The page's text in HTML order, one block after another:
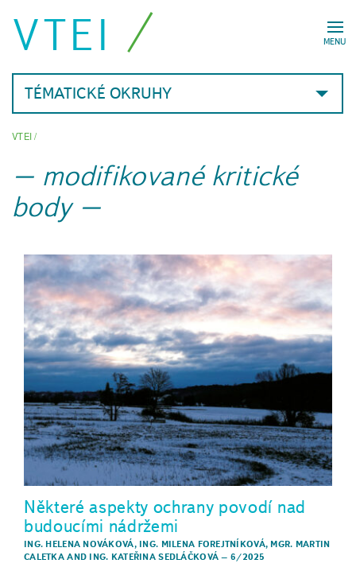
MENU
VTEI
TÉMATICKÉ OKRUHY
VTEI/
modifikované kritické
body
Některé aspekty ochrany povodí nad
budoucími nádržemi
ING. HELENA NOVÁKOVÁ, ING. MILENA FOREJTNÍKOVÁ, MGR. MARTIN
CALETKAAND ING. KATEŘINA SEDLÁČKOVÁ – 6/2025